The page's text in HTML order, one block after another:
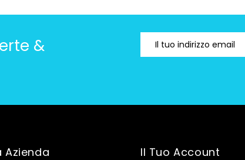
&
Azienda Il Tuo Account